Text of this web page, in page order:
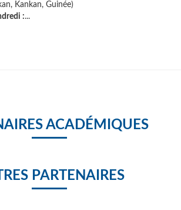
Kankan, Guinée)
:...
ACADÉMIQUES
PARTENAIRES